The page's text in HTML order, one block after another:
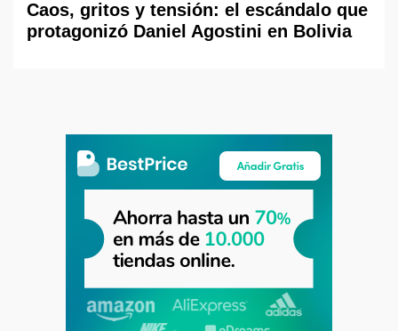
Caos, gritos y tensión: el escándalo que
protagonizó Daniel Agostini en Bolivia